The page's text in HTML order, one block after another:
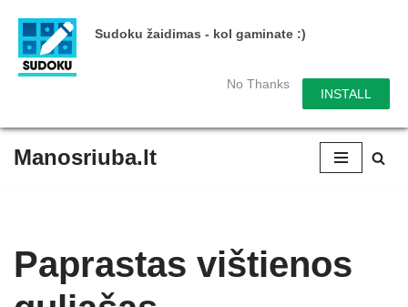
Sudoku žaidimas - kol gaminate :)
No Thanks
INSTALL
content
Manosriuba.lt
Paprastas vištienos